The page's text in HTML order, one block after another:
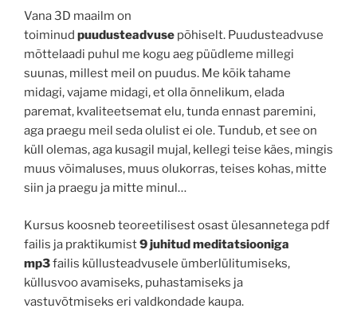
Vana 3D maailm on
toiminud puudusteadvuse põhiselt. Puudusteadvuse
mõttelaadi puhul me kogu aeg püüdleme millegi
suunas, millest meil on puudus. Me kõik tahame
midagi, vajame midagi, et olla õnnelikum, elada
paremat, kvaliteetsemat elu, tunda ennast paremini,
aga praegu meil seda olulist ei ole. Tundub, et see on
küll olemas, aga kusagil mujal, kellegi teise käes, mingis
muus võimaluses, muus olukorras, teises kohas, mitte
siin ja praegu ja mitte minul…
Kursus koosneb teoreetilisest osast ülesannetega pdf
failis ja praktikumist9 juhitud meditatsiooniga
mp3failis küllusteadvusele ümberlülitumiseks,
küllusvoo avamiseks, puhastamiseks ja
vastuvõtmiseks eri valdkondade kaupa.